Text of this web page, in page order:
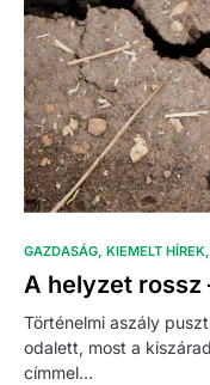
GAZDASÁG KIEMELT HÍREK
A helyzet rossz
Történelmi aszály
odalett, most a
címmel…